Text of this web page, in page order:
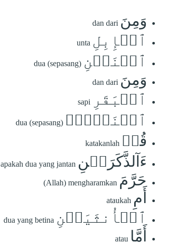
وَمِنَ dan dari
ٱلۡإِبِلِ unta
ٱثۡنَيۡنِ dua (sepasang)
وَمِنَ dan dari
ٱلۡبَقَرِ sapi
ٱثۡنَيۡنِۗ dua (sepasang)
قُلۡ katakanlah
ءَآلذَّكَرَيۡنِ apakah dua yang jantan
حَرَّمَ (Allah) mengharamkan
أَمِ ataukah
ٱلۡأُنثَيَيۡنِ dua yang betina
أَمَّا atau